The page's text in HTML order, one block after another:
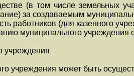
(в том числе земельных
за создаваемым
работников (для казенного
муниципального учреждения
учреждения
учреждения может быть